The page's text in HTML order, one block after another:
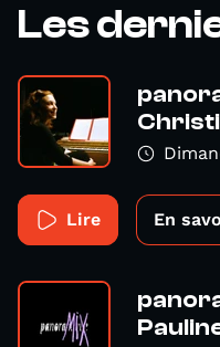
Les
Lire En